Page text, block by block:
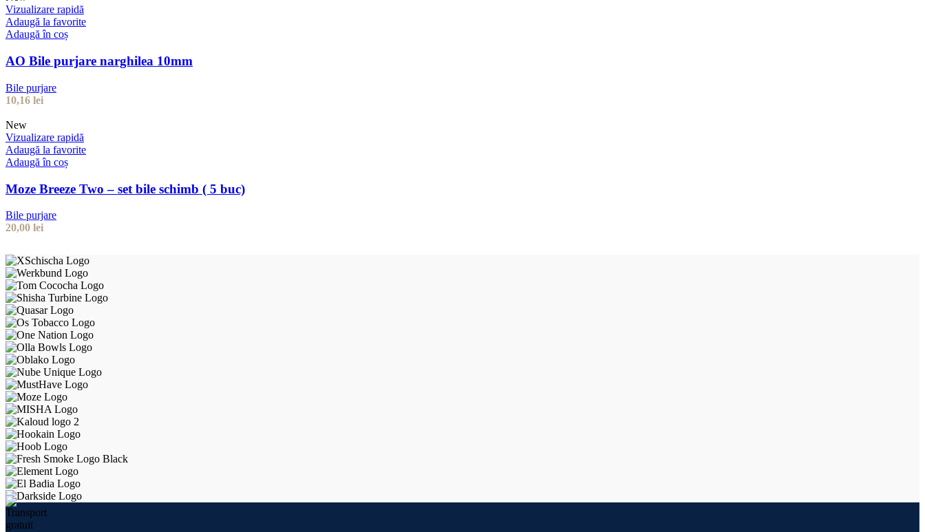
Vizualizare rapidă
Adaugă la favorite
Adaugă în coș
AO Bile purjare narghilea 10mm
Bile purjare
10,16 lei
New
Vizualizare rapidă
Adaugă la favorite
Adaugă în coș
Moze Breeze Two – set bile schimb ( 5 buc)
Bile purjare
20,00 lei